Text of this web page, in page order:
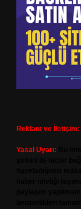
Reklam ve İletişim:
Yasal Uyarı: